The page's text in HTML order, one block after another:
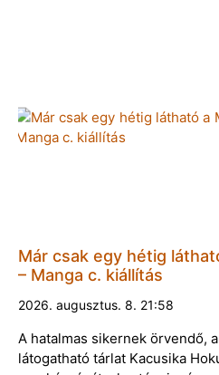
Már csak egy hétig
– Manga c. kiállítás
2026. augusztus. 8. 21:58
A hatalmas sikernek örvendő,
látogatható tárlat Kacusika